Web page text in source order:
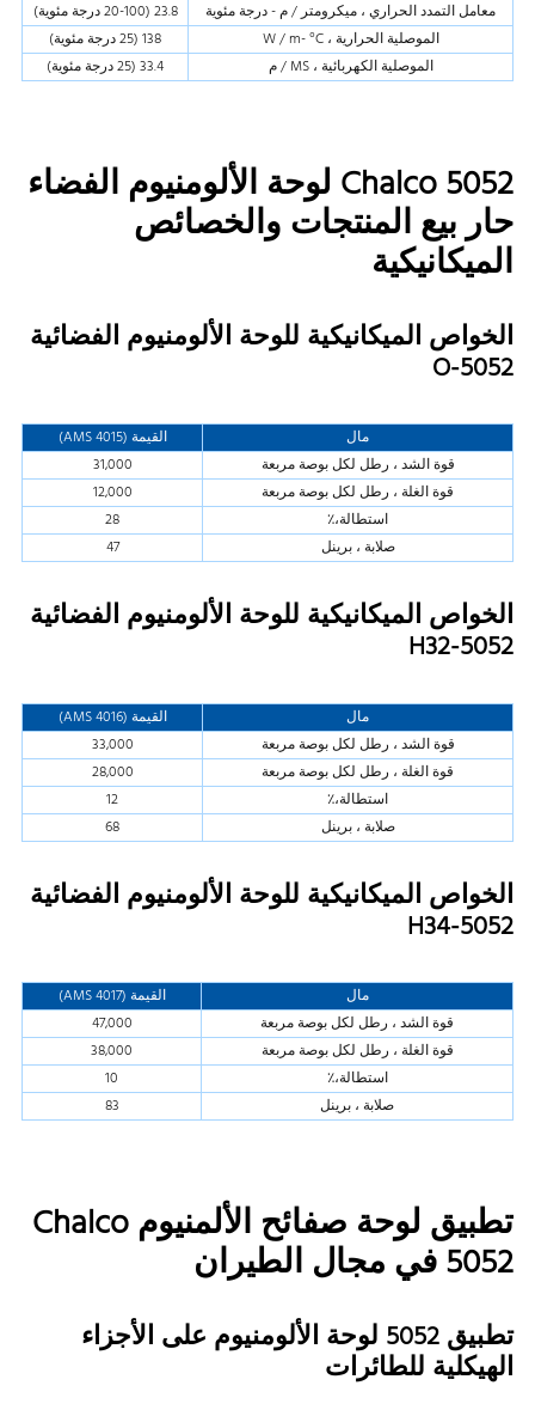
معامل التمدد الحراري ، ميكرومتر / م - درجة مئوية
23.8 (20-100 درجة مئوية)
الموصلية الحرارية ، W / m- °C
138 (25 درجة مئوية)
الموصلية الكهربائية ، MS / م
33.4 (25 درجة مئوية)
Chalco 5052 لوحة الألومنيوم الفضاء
حار بيع المنتجات والخصائص
الميكانيكية
الخواص الميكانيكية للوحة الألومنيوم الفضائية
5052-O
مال
القيمة (AMS 4015)
قوة الشد ، رطل لكل بوصة مربعة
31,000
قوة الغلة ، رطل لكل بوصة مربعة
12,000
استطالة،٪
28
صلابة ، برينل
47
الخواص الميكانيكية للوحة الألومنيوم الفضائية
5052-H32
مال
القيمة (AMS 4016)
قوة الشد ، رطل لكل بوصة مربعة
33,000
قوة الغلة ، رطل لكل بوصة مربعة
28,000
استطالة،٪
12
صلابة ، برينل
68
الخواص الميكانيكية للوحة الألومنيوم الفضائية
5052-H34
مال
القيمة (AMS 4017)
قوة الشد ، رطل لكل بوصة مربعة
47,000
قوة الغلة ، رطل لكل بوصة مربعة
38,000
استطالة،٪
10
صلابة ، برينل
83
تطبيق لوحة صفائح الألمنيوم Chalco
5052 في مجال الطيران
تطبيق 5052 لوحة الألومنيوم على الأجزاء
الهيكلية للطائرات